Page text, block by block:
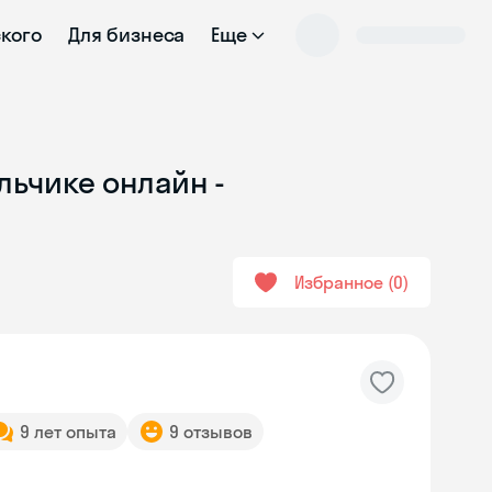
Для бизнеса Еще
онлайн -
Избранное 0
9 лет опыта 9 отзывов